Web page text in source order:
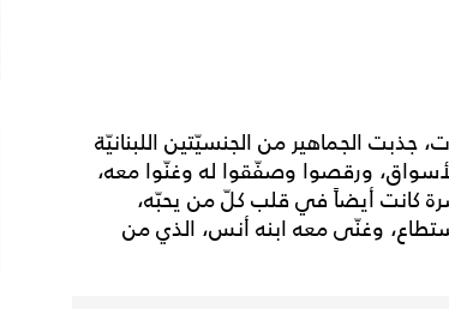
جذبت الجماهير من الجنسيّتين اللبنانيّة
ورقصوا وصفّقوا له وغنّوا معه،
كانت أيضاً في قلب كلّ من يحبّه،
وغنّى معه ابنه أنس، الذي من